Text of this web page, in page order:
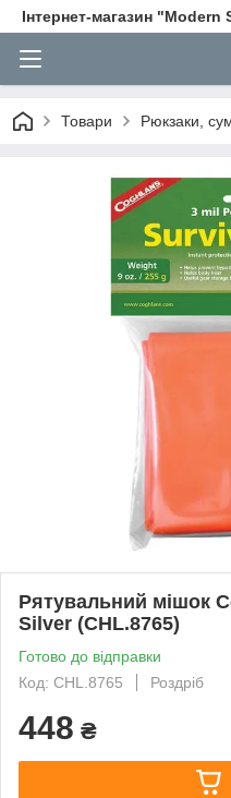
Інтернет-магазин "Modern
Товари Рюкзаки,
Рятувальний мішок
Silver (CHL.8765)
Готово до відправки
Код: CHL.8765
Роздріб
448 ₴